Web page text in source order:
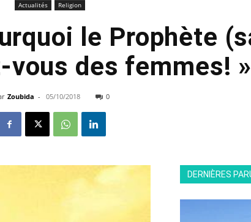
Actualités Religion
le Prophète
des femmes! »
Zoubida - 05/10/2018 0
DERNIÈRES